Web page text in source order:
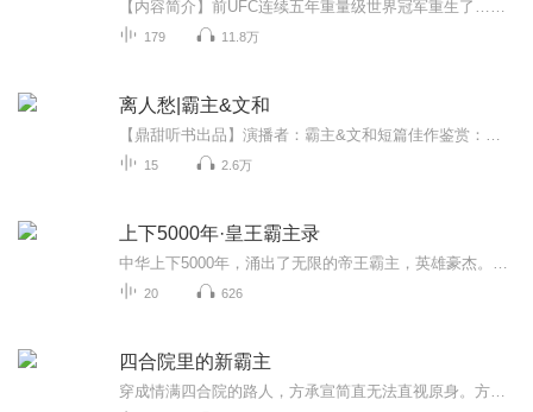
179 11.8万
离人愁|霸主&文和
15 2.6万
上下5000年·皇王霸主录
20 626
四合院里的新霸主